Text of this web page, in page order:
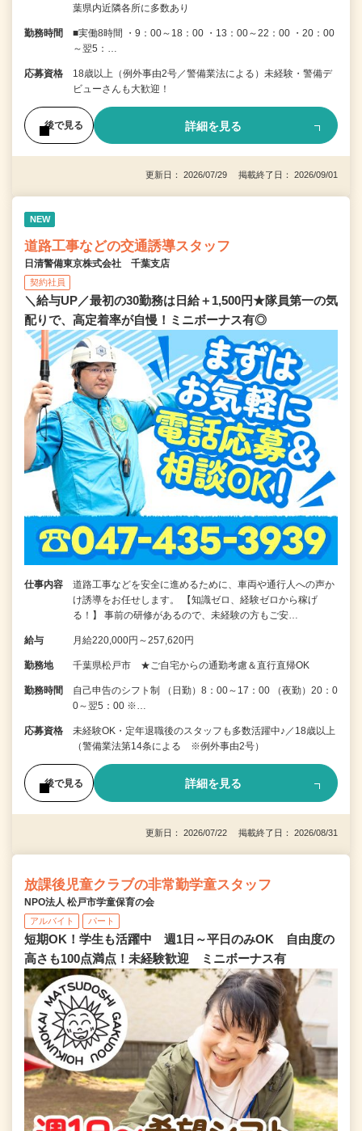
葉県内近隣各所に多数あり
勤務時間
■実働8時間 ・9：00～18：00 ・13：00～22：00 ・20：00
～翌5：…
応募資格
18歳以上（例外事由2号／警備業法による）未経験・警備デ
ビューさんも大歓迎！
後で見る 詳細を見る
更新日： 2026/07/29 掲載終了日： 2026/09/01
NEW
道路工事などの交通誘導スタッフ
日清警備東京株式会社 千葉支店
契約社員
＼給与UP／最初の30勤務は日給＋1,500円★隊員第一の気
配りで、高定着率が自慢！ミニボーナス有◎
仕事内容
道路工事などを安全に進めるために、車両や通行人への声か
け誘導をお任せします。 【知識ゼロ、経験ゼロから稼げ
る！】 事前の研修があるので、未経験の方もご安…
給与 月給220,000円～257,620円
勤務地 千葉県松戸市 ★ご自宅からの通勤考慮＆直行直帰OK
勤務時間
自己申告のシフト制 （日勤）8：00～17：00 （夜勤）20：0
0～翌5：00 ※…
応募資格
未経験OK・定年退職後のスタッフも多数活躍中♪／18歳以上
（警備業法第14条による ※例外事由2号）
後で見る 詳細を見る
更新日： 2026/07/22 掲載終了日： 2026/08/31
放課後児童クラブの非常勤学童スタッフ
NPO法人 松戸市学童保育の会
アルバイト パート
短期OK！学生も活躍中 週1日～平日のみOK 自由度の
高さも100点満点！未経験歓迎 ミニボーナス有